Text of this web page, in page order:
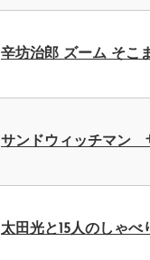
辛坊治郎 ズーム そこ
サンドウィッチマン
太田光と15人のしゃべ